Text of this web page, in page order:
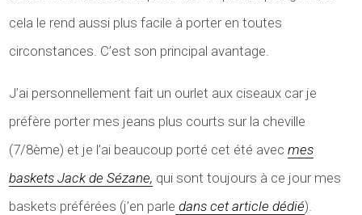
cela le rend aussi plus facile à porter en toutes
circonstances. C’est son principal avantage.
J’ai personnellement fait un ourlet aux ciseaux car je
préfère porter mes jeans plus courts sur la cheville
(7/8ème) et je l’ai beaucoup porté cet été avecmes
baskets Jack de Sézane, qui sont toujours à ce jour mes
baskets préférées (j’en parle dans cet article dédié).